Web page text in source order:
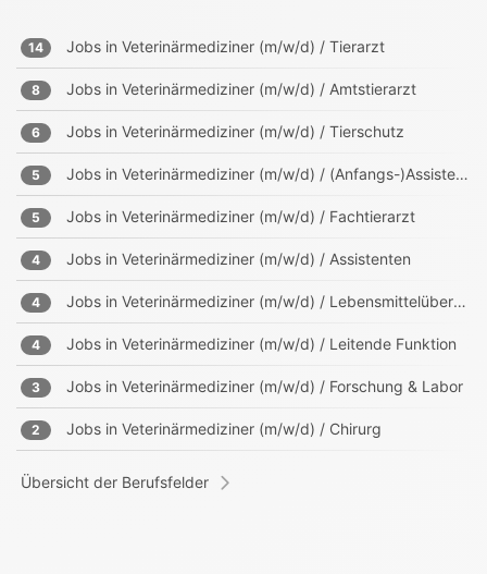
14 Jobs in Veterinärmediziner (m/w/d) / Tierarzt
8 Jobs in Veterinärmediziner (m/w/d) / Amtstierarzt
6 Jobs in Veterinärmediziner (m/w/d) / Tierschutz
5 Jobs in Veterinärmediziner (m/w/d) / (Anfangs-)Assistenten
5 Jobs in Veterinärmediziner (m/w/d) / Fachtierarzt
4 Jobs in Veterinärmediziner (m/w/d) / Assistenten
4 Jobs in Veterinärmediziner (m/w/d) / Lebensmittelüberwachung
4 Jobs in Veterinärmediziner (m/w/d) / Leitende Funktion
3 Jobs in Veterinärmediziner (m/w/d) / Forschung & Labor
2 Jobs in Veterinärmediziner (m/w/d) / Chirurg
Übersicht der Berufsfelder